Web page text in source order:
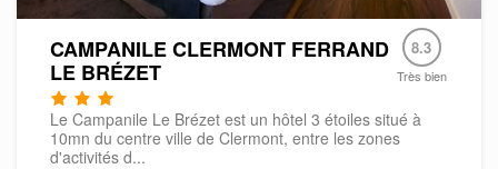
CAMPANILE CLERMONT FERRAND
LE BRÉZET
8.3
Très bien
Le Campanile Le Brézet est un hôtel 3 étoiles situé à
10mn du centre ville de Clermont, entre les zones
d'activités d...